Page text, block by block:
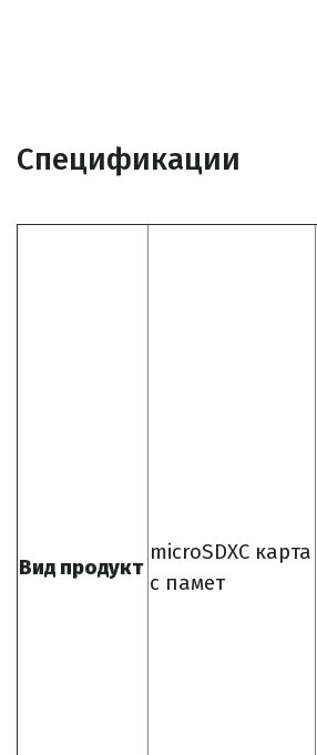
Спецификации
Вид продукт
microSDXC карта
с памет